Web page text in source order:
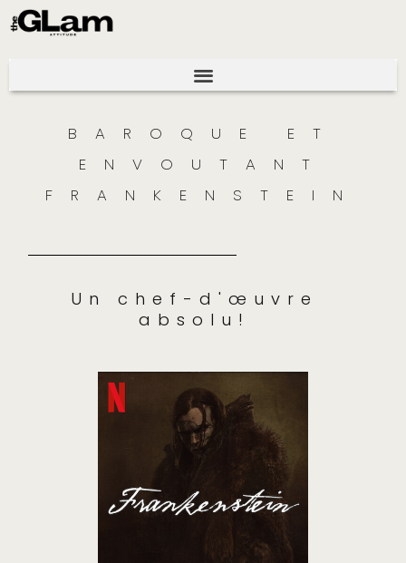
BAROQUE ET
ENVOUTANT
FRANKENSTEIN
Un chef-d'œuvre
absolu!